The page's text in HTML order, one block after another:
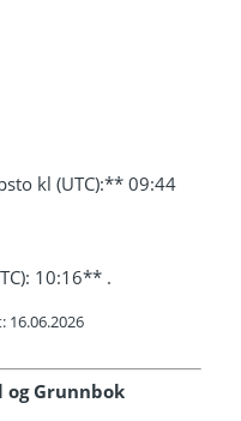
kl (UTC):** 09:44
10:16** .
16.06.2026
Grunnbok